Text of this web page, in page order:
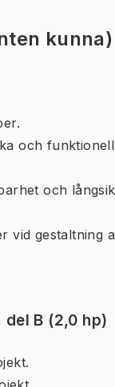
kunna)
och
och
vid gestaltning
B (2,0 hp)